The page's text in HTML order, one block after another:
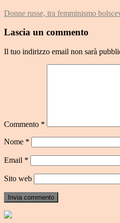
Donne russe, tra femminismo
Lascia un commento
Il tuo indirizzo email non sarà
Commento *
Nome *
Email *
Sito web